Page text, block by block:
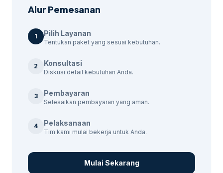
Alur Pemesanan
1 Pilih Layanan
Tentukan paket yang sesuai kebutuhan.
2 Konsultasi
Diskusi detail kebutuhan Anda.
3 Pembayaran
Selesaikan pembayaran yang aman.
4 Pelaksanaan
Tim kami mulai bekerja untuk Anda.
Mulai Sekarang